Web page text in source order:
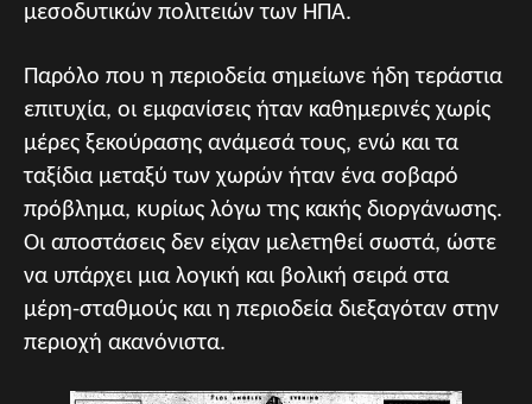
μεσοδυτικών πολιτειών των ΗΠΑ.
Παρόλο που η περιοδεία σημείωνε ήδη τεράστια
επιτυχία, οι εμφανίσεις ήταν καθημερινές χωρίς
μέρες ξεκούρασης ανάμεσά τους, ενώ και τα
ταξίδια μεταξύ των χωρών ήταν ένα σοβαρό
πρόβλημα, κυρίως λόγω της κακής διοργάνωσης.
Οι αποστάσεις δεν είχαν μελετηθεί σωστά, ώστε
να υπάρχει μια λογική και βολική σειρά στα
μέρη-σταθμούς και η περιοδεία διεξαγόταν στην
περιοχή ακανόνιστα.